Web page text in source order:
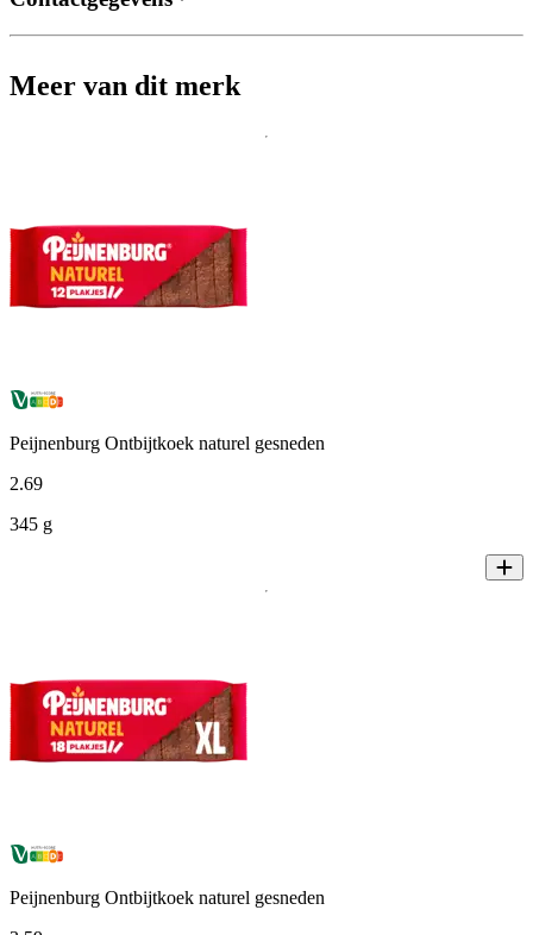
Meer van dit merk
Peijnenburg Ontbijtkoek naturel gesneden
2.69
345 g
Peijnenburg Ontbijtkoek naturel gesneden